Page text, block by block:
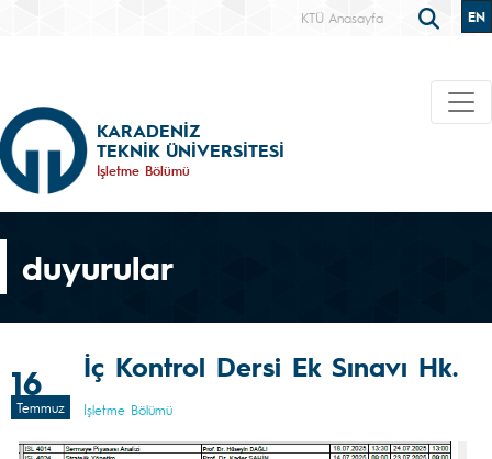
KTÜ Anasayfa EN
KARADENİZ
TEKNİK ÜNİVERSİTESİ
İşletme Bölümü
duyurular
16
Temmuz
İç Kontrol Dersi Ek Sınavı Hk.
İşletme Bölümü